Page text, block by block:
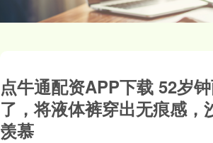
点牛通配资APP下载 52岁
了，将液体裤穿出无痕感，
羡慕